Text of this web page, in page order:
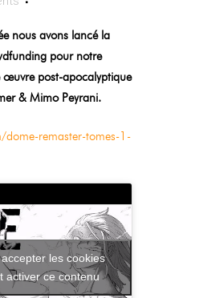
nous avons lancé la
pour notre
post-apocalyptique
& Mimo Peyrani.
remaster-tomes-1-
les cookies
activer ce contenu